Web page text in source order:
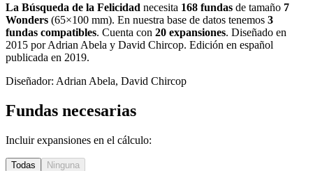
La Búsqueda de la Felicidad necesita 168 fundas de tamaño 7
Wonders (65×100 mm). En nuestra base de datos tenemos 3
fundas compatibles. Cuenta con 20 expansiones. Diseñado en
2015 por Adrian Abela y David Chircop. Edición en español
publicada en 2019.
Diseñador: Adrian Abela, David Chircop
Fundas necesarias
Incluir expansiones en el cálculo:
Todas
Ninguna